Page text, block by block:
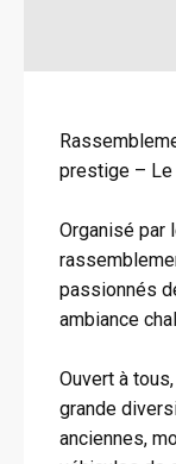
prestige – Le
Organisé par
passionnés
ambiance
Ouvert à
grande
anciennes,